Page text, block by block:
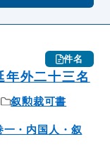
件名
外二十三名
叙勲裁可書
一・内国人・叙